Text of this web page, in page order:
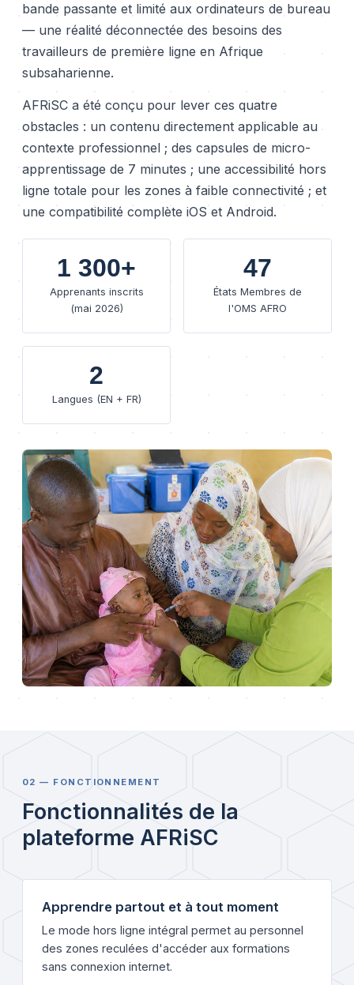
bande passante et limité aux ordinateurs de bureau
— une réalité déconnectée des besoins des
travailleurs de première ligne en Afrique
subsaharienne.
AFRiSC a été conçu pour lever ces quatre
obstacles : un contenu directement applicable au
contexte professionnel ; des capsules de micro-
apprentissage de 7 minutes ; une accessibilité hors
ligne totale pour les zones à faible connectivité ; et
une compatibilité complète iOS et Android.
1 300+
Apprenants inscrits
(mai 2026)
47
États Membres de
l'OMS AFRO
2
Langues (EN + FR)
02 — FONCTIONNEMENT
Fonctionnalités de la
plateforme AFRiSC
Apprendre partout et à tout moment
Le mode hors ligne intégral permet au personnel
des zones reculées d'accéder aux formations
sans connexion internet.